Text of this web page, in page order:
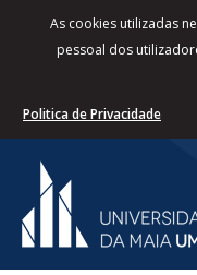
As cookies utilizadas
pessoal dos
Politica de Privacidade